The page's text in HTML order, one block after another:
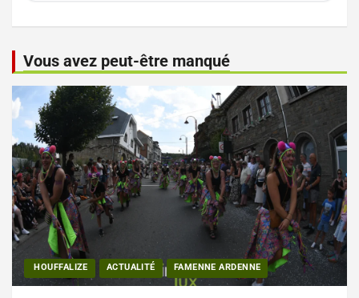
Vous avez peut-être manqué
HOUFFALIZE ACTUALITÉ FAMENNE ARDENNE